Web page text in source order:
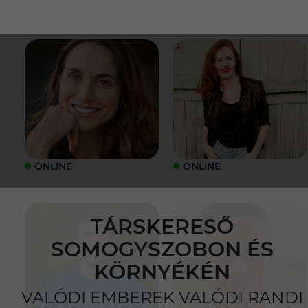
TÁRSKERESŐ
SOMOGYSZOBON ÉS
KÖRNYÉKÉN
VALÓDI EMBEREK VALÓDI RANDI
ONLINE ONLINE